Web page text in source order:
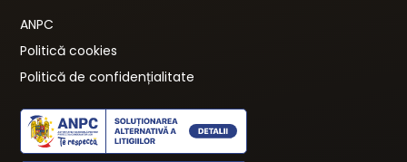
ANPC
Politică cookies
Politică de confidențialitate